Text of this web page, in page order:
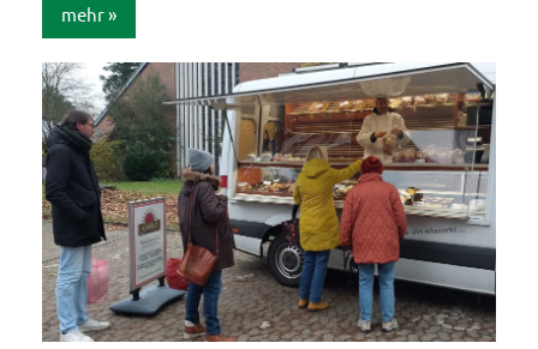
mehr
Aktionen /
Veränderungen /
Angebote
/Verbesserungen..
Allgemein
Bildergalerie